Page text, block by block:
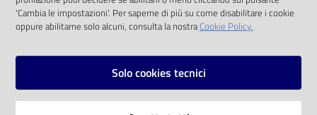
Instagram
'Cambia le impostazioni'. Per saperne di più su come disabilitare i cookie
oppure abilitarne solo alcuni, consulta la nostraCookie Policy.
Solo cookies tecnici